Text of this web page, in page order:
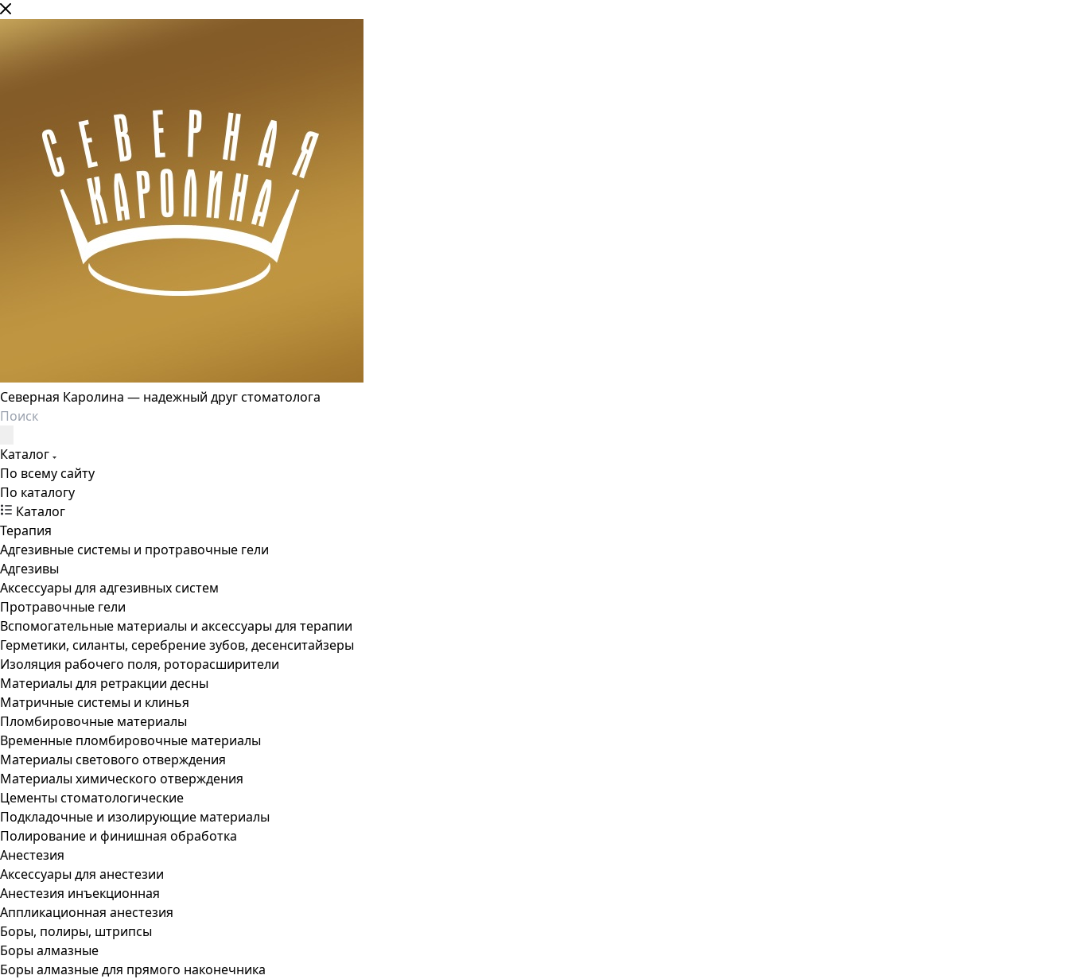
Северная Каролина — надежный друг стоматолога
Каталог
По всему сайту
По каталогу
Каталог
Терапия
Адгезивные системы и протравочные гели
Адгезивы
Аксессуары для адгезивных систем
Протравочные гели
Вспомогательные материалы и аксессуары для терапии
Герметики, силанты, серебрение зубов, десенситайзеры
Изоляция рабочего поля, роторасширители
Материалы для ретракции десны
Матричные системы и клинья
Пломбировочные материалы
Временные пломбировочные материалы
Материалы светового отверждения
Материалы химического отверждения
Цементы стоматологические
Подкладочные и изолирующие материалы
Полирование и финишная обработка
Анестезия
Аксессуары для анестезии
Анестезия инъекционная
Аппликационная анестезия
Боры, полиры, штрипсы
Боры алмазные
Боры алмазные для прямого наконечника